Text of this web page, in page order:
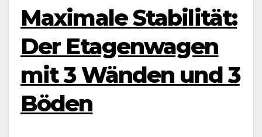
Maximale Stabilität:
Der Etagenwagen
mit 3 Wänden und 3
Böden